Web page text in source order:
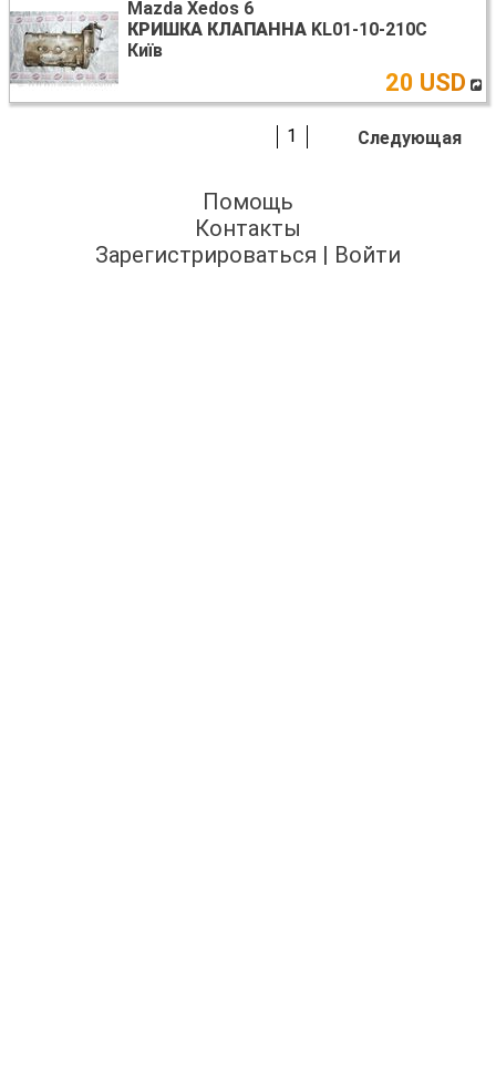
Mazda Xedos 6
КРИШКА КЛАПАННА KL01-10-210C
Київ
20 USD
1 Следующая
Помощь
Контакты
Зарегистрироваться | Войти